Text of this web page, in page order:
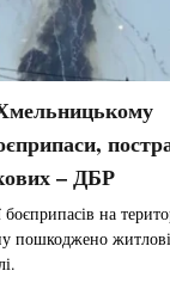
– ДБР
на
пошкоджено